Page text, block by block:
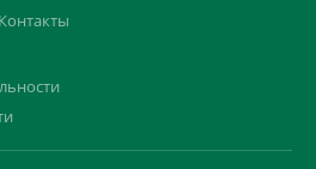
Контакты